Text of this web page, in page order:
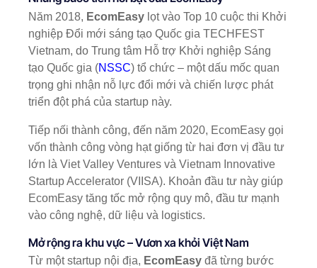
Năm 2018, EcomEasy lọt vào Top 10 cuộc thi Khởi
nghiệp Đổi mới sáng tạo Quốc gia TECHFEST
Vietnam, do Trung tâm Hỗ trợ Khởi nghiệp Sáng
tạo Quốc gia (NSSC) tổ chức – một dấu mốc quan
trọng ghi nhận nỗ lực đổi mới và chiến lược phát
triển đột phá của startup này.
Tiếp nối thành công, đến năm 2020, EcomEasy gọi
vốn thành công vòng hạt giống từ hai đơn vị đầu tư
lớn là Viet Valley Ventures và Vietnam Innovative
Startup Accelerator (VIISA). Khoản đầu tư này giúp
EcomEasy tăng tốc mở rộng quy mô, đầu tư mạnh
vào công nghệ, dữ liệu và logistics.
Mở rộng ra khu vực – Vươn xa khỏi Việt Nam
Từ một startup nội địa, EcomEasy đã từng bước